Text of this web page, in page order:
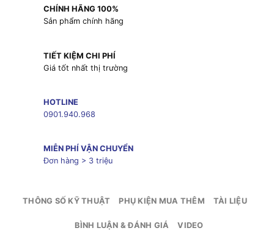
CHÍNH HÃNG 100%
Sản phẩm chính hãng
TIẾT KIỆM CHI PHÍ
Giá tốt nhất thị trường
HOTLINE
0901.940.968
MIỄN PHÍ VẬN CHUYỂN
Đơn hàng > 3 triệu
THÔNG SỐ KỸ THUẬT PHỤ KIỆN MUA THÊM TÀI LIỆU
BÌNH LUẬN & ĐÁNH GIÁ VIDEO